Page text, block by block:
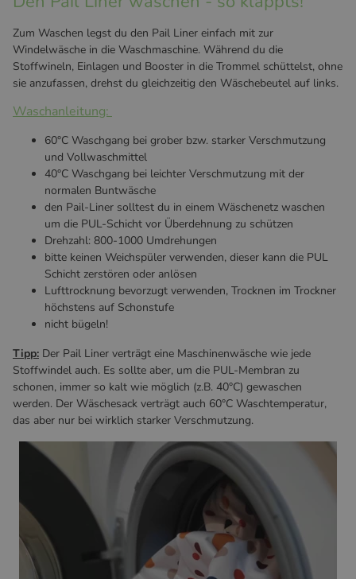
Zum Waschen legst du den Pail Liner einfach mit zur
Windelwäsche in die Waschmaschine. Während du die
Stoffwineln, Einlagen und Booster in die Trommel schüttelst, ohne
sie anzufassen, drehst du gleichzeitig den Wäschebeutel auf links.
Waschanleitung:
60°C Waschgang bei grober bzw. starker Verschmutzung
und Vollwaschmittel
40°C Waschgang bei leichter Verschmutzung mit der
normalen Buntwäsche
den Pail-Liner solltest du in einem Wäschenetz waschen
um die PUL-Schicht vor Überdehnung zu schützen
Drehzahl: 800-1000 Umdrehungen
bitte keinen Weichspüler verwenden, dieser kann die PUL
Schicht zerstören oder anlösen
Lufttrocknung bevorzugt verwenden, Trocknen im Trockner
höchstens auf Schonstufe
nicht bügeln!
Tipp: Der Pail Liner verträgt eine Maschinenwäsche wie jede
Stoffwindel auch. Es sollte aber, um die PUL-Membran zu
schonen, immer so kalt wie möglich (z.B. 40°C) gewaschen
werden. Der Wäschesack verträgt auch 60°C Waschtemperatur,
das aber nur bei wirklich starker Verschmutzung.